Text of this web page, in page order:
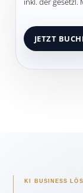
KI BUSINESS